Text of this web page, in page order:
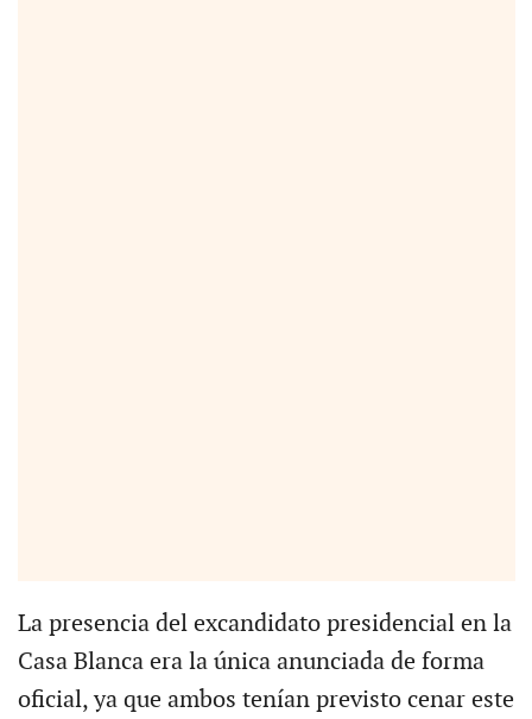
La presencia del excandidato presidencial en la
Casa Blanca era la única anunciada de forma
oficial, ya que ambos tenían previsto cenar este